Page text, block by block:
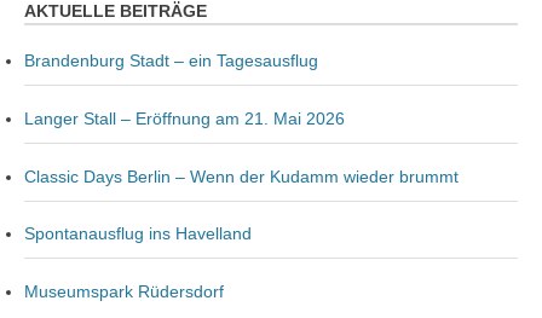
AKTUELLE BEITRÄGE
Brandenburg Stadt – ein Tagesausflug
Langer Stall – Eröffnung am 21. Mai 2026
Classic Days Berlin – Wenn der Kudamm wieder brummt
Spontanausflug ins Havelland
Museumspark Rüdersdorf